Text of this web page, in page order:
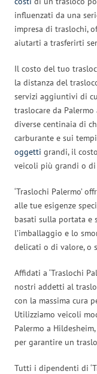
influenzati da una
impresa di traslochi,
aiutarti a trasferirti
Il costo del tuo
la distanza del
servizi aggiuntivi di
traslocare da
diverse centinaia di
carburante e sui
oggetti grandi, il
veicoli più grandi o
‘Traslochi Palermo’
alle tue esigenze
basati sulla portata e
l’imballaggio e lo
delicati o di valore, o
Affidati a ‘Traslochi
nostri addetti al
con la massima cura
Utilizziamo veicoli
Palermo a
per garantire un
Tutti i dipendenti di